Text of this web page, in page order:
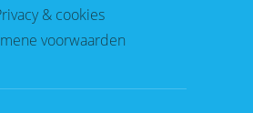
& cookies
voorwaarden